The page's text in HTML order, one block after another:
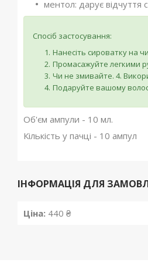
ментол: дарує відчуття
Спосіб застосування:
Нанесіть сироватку на
Промасажуйте легкими
Чи не змивайте. 4.
Подаруйте вашому
Об'єм ампули - 10 мл.
Кількість у пачці - 10 ампул
ІНФОРМАЦІЯ ДЛЯ
Ціна: 440 ₴